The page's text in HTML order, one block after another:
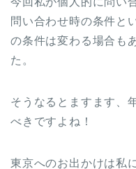
問い合わせ時の条件と
の条件は変わる場合も
た。
そうなるとますます、
べきですよね！
東京へのお出かけは私